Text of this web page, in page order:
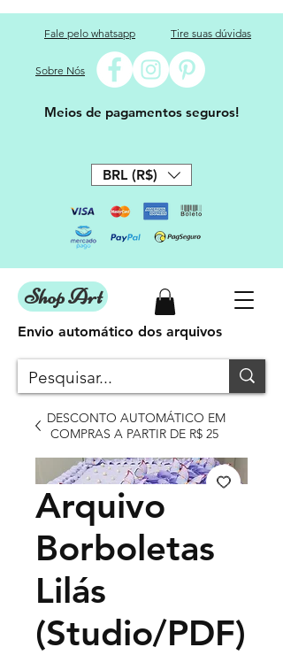
Fale pelo whatsapp Tire suas dúvidas
Sobre Nós
Meios de pagamentos seguros!
BRL (R$)
Shop Art
DESCONTO AUTOMÁTICO EM
COMPRAS A PARTIR DE R$ 25
Envio automático dos arquivos
Arquivo
Borboletas
Lilás
(Studio/PDF)